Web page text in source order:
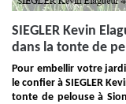
SIEGLER Kevin
dans la tonte de
Pour embellir votre
le confier à SIEGLER
tonte de pelouse à